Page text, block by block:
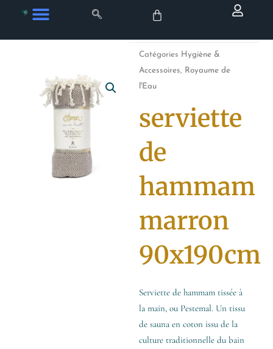
contenu
Catégories Hygiène &
Accessoires, Royaume de
l'Eau
serviette
de
hammam
marron
90x190cm
Serviette de hammam tissée à
la main, ou Pestemal. Un tissu
de sauna en coton issu de la
culture traditionnelle du bain